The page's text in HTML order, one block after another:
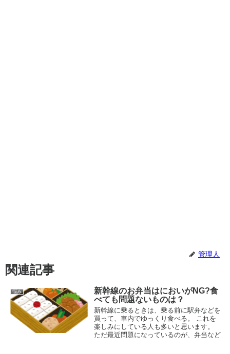
管理人
関連記事
悩み
新幹線のお弁当はにおいがNG?食
べても問題ないものは？
新幹線に乗るときは、乗る前に駅弁などを
買って、車内でゆっくり食べる。 これを
楽しみにしている人も多いと思います。
ただ最近問題になっているのが、弁当など